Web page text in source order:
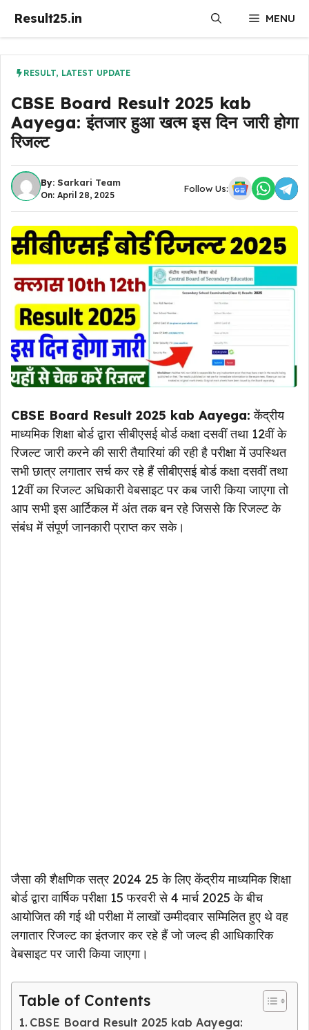
Result25.in MENU
RESULT, LATEST UPDATE
CBSE Board Result 2025 kab
Aayega: इंतजार हुआ खत्म इस दिन जारी होगा
रिजल्ट
By: Sarkari Team
On: April 28, 2025
Follow Us:
CBSE Board Result 2025 kab Aayega: केंद्रीय
माध्यमिक शिक्षा बोर्ड द्वारा सीबीएसई बोर्ड कक्षा दसवीं तथा 12वीं के
रिजल्ट जारी करने की सारी तैयारियां की रही है परीक्षा में उपस्थित
सभी छात्र लगातार सर्च कर रहे हैं सीबीएसई बोर्ड कक्षा दसवीं तथा
12वीं का रिजल्ट अधिकारी वेबसाइट पर कब जारी किया जाएगा तो
आप सभी इस आर्टिकल में अंत तक बन रहे जिससे कि रिजल्ट के
संबंध में संपूर्ण जानकारी प्राप्त कर सके।
जैसा की शैक्षणिक सत्र 2024 25 के लिए केंद्रीय माध्यमिक शिक्षा
बोर्ड द्वारा वार्षिक परीक्षा 15 फरवरी से 4 मार्च 2025 के बीच
आयोजित की गई थी परीक्षा में लाखों उम्मीदवार सम्मिलित हुए थे वह
लगातार रिजल्ट का इंतजार कर रहे हैं जो जल्द ही आधिकारिक
वेबसाइट पर जारी किया जाएगा।
Table of Contents
CBSE Board Result 2025 kab Aayega: